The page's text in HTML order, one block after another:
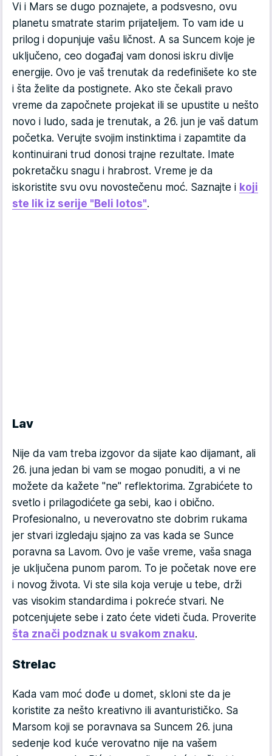
Vi i Mars se dugo poznajete, a podsvesno, ovu
planetu smatrate starim prijateljem. To vam ide u
prilog i dopunjuje vašu ličnost. A sa Suncem koje je
uključeno, ceo događaj vam donosi iskru divlje
energije. Ovo je vaš trenutak da redefinišete ko ste
i šta želite da postignete. Ako ste čekali pravo
vreme da započnete projekat ili se upustite u nešto
novo i ludo, sada je trenutak, a 26. jun je vaš datum
početka. Verujte svojim instinktima i zapamtite da
kontinuirani trud donosi trajne rezultate. Imate
pokretačku snagu i hrabrost. Vreme je da
iskoristite svu ovu novostečenu moć. Saznajte i koji
ste lik iz serije "Beli lotos".
Lav
Nije da vam treba izgovor da sijate kao dijamant, ali
26. juna jedan bi vam se mogao ponuditi, a vi ne
možete da kažete "ne" reflektorima. Zgrabićete to
svetlo i prilagodićete ga sebi, kao i obično.
Profesionalno, u neverovatno ste dobrim rukama
jer stvari izgledaju sjajno za vas kada se Sunce
poravna sa Lavom. Ovo je vaše vreme, vaša snaga
je uključena punom parom. To je početak nove ere
i novog života. Vi ste sila koja veruje u tebe, drži
vas visokim standardima i pokreće stvari. Ne
potcenjujete sebe i zato ćete videti čuda. Proverite
šta znači podznak u svakom znaku.
Strelac
Kada vam moć dođe u domet, skloni ste da je
koristite za nešto kreativno ili avanturističko. Sa
Marsom koji se poravnava sa Suncem 26. juna
sedenje kod kuće verovatno nije na vašem